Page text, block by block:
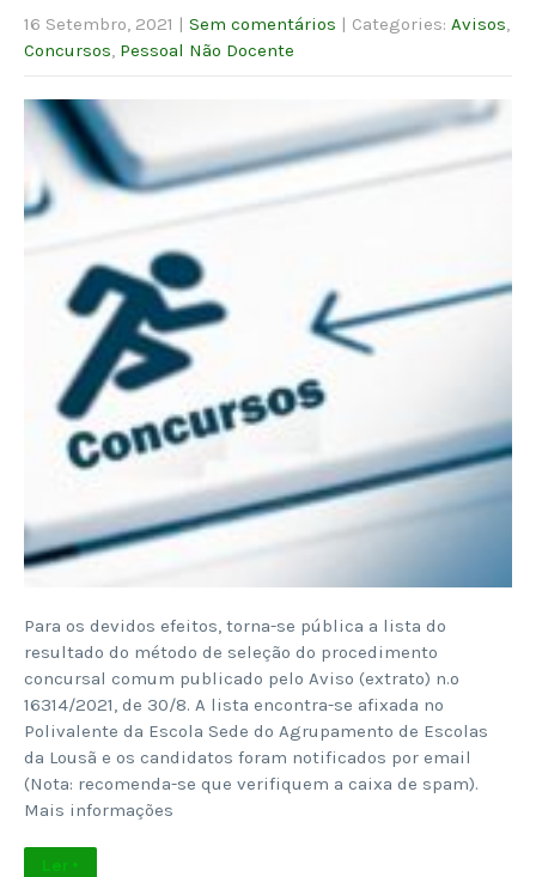
16 Setembro, 2021 | Sem comentários | Categories: Avisos
Concursos Pessoal Não Docente
Para os devidos efeitos, torna-se pública a lista do
resultado do método de seleção do procedimento
concursal comum publicado pelo Aviso (extrato) n.º
16314/2021, de 30/8. A lista encontra-se afixada no
Polivalente da Escola Sede do Agrupamento de Escolas
da Lousã e os candidatos foram notificados por email
(Nota: recomenda-se que verifiquem a caixa de spam).
Mais informações
Ler +